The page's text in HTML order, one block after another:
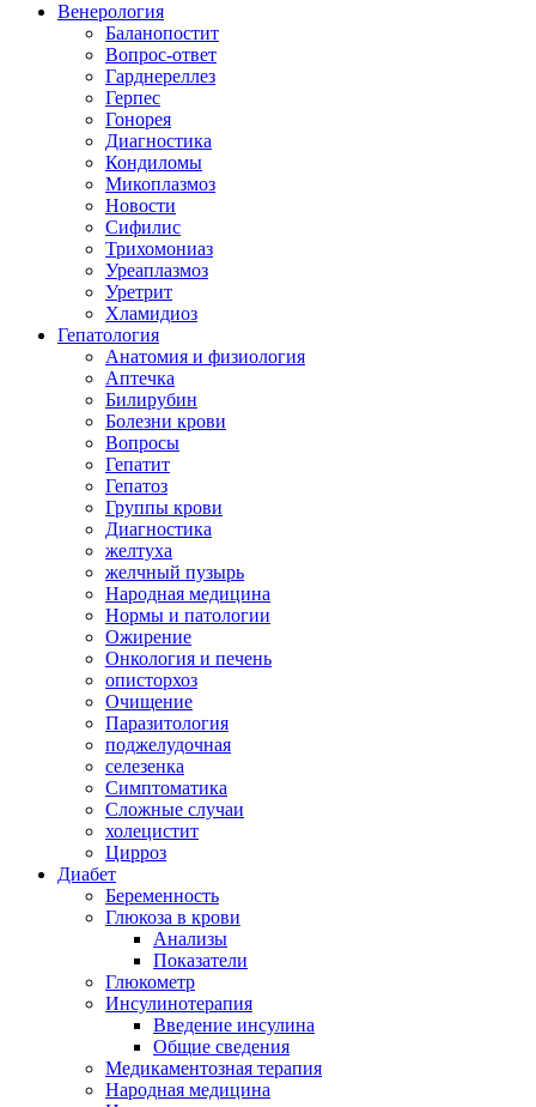
Венерология
Баланопостит
Вопрос-ответ
Гарднереллез
Герпес
Гонорея
Диагностика
Кондиломы
Микоплазмоз
Новости
Сифилис
Трихомониаз
Уреаплазмоз
Уретрит
Хламидиоз
Гепатология
Анатомия и физиология
Аптечка
Билирубин
Болезни крови
Вопросы
Гепатит
Гепатоз
Группы крови
Диагностика
желтуха
желчный пузырь
Народная медицина
Нормы и патологии
Ожирение
Онкология и печень
описторхоз
Очищение
Паразитология
поджелудочная
селезенка
Симптоматика
Сложные случаи
холецистит
Цирроз
Диабет
Беременность
Глюкоза в крови
Анализы
Показатели
Глюкометр
Инсулинотерапия
Введение инсулина
Общие сведения
Медикаментозная терапия
Народная медицина